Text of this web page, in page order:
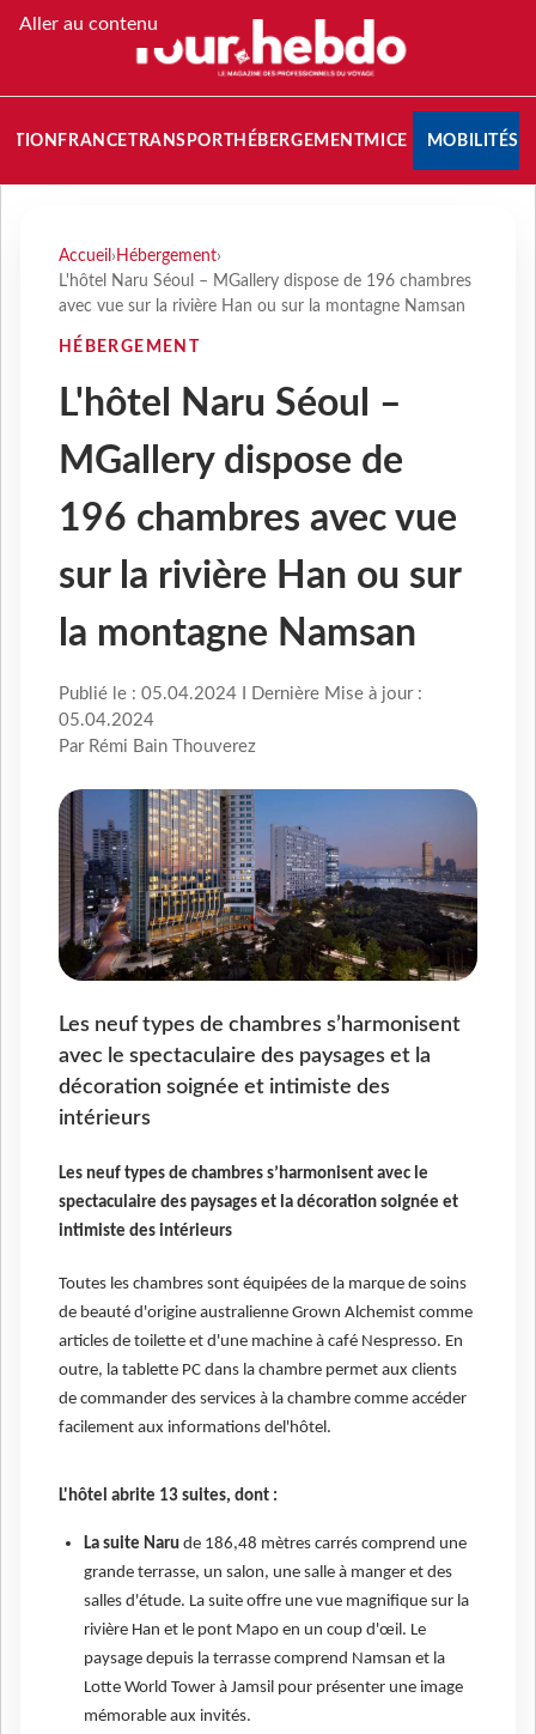
Aller au contenu
FRANCETRANSPORT HÉBERGEMENTMICE MOBILITÉS
Accueil › Hébergement›
L'hôtel Naru Séoul – MGallery dispose de 196 chambres
avec vue sur la rivière Han ou sur la montagne Namsan
HÉBERGEMENT
L'hôtel Naru Séoul –
MGallery dispose de
196 chambres avec vue
sur la rivière Han ou sur
la montagne Namsan
Publié le : 05.04.2024 I Dernière Mise à jour :
05.04.2024
Par Rémi Bain Thouverez
Les neuf types de chambres s’harmonisent
avec le spectaculaire des paysages et la
décoration soignée et intimiste des
intérieurs
Les neuf types de chambres s’harmonisent avec le
spectaculaire des paysages et la décoration soignée et
intimiste des intérieurs
Toutes les chambres sont équipées de la marque de soins
de beauté d'origine australienne Grown Alchemist comme
articles de toilette et d'une machine à café Nespresso. En
outre, la tablette PC dans la chambre permet aux clients
de commander des services à la chambre comme accéder
facilement aux informations del'hôtel.
L'hôtel abrite 13 suites, dont :
La suite Narude 186,48 mètres carrés comprend une
grande terrasse, un salon, une salle à manger et des
salles d'étude. La suite offre une vue magnifique sur la
rivière Han et le pont Mapo en un coup d'œil. Le
paysage depuis la terrasse comprend Namsan et la
Lotte World Tower à Jamsil pour présenter une image
mémorable aux invités.